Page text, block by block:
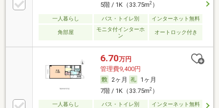
5階 / 1K（33.75m2）
一人暮らし バス・トイレ別 インターネット無料
角部屋
モニタ付インターホ
ン
オートロック付き
6.70万円
管理費9,400円
2ヶ月
1ヶ月
7階 / 1K（33.75m2）
一人暮らし バス・トイレ別 インターネット無料